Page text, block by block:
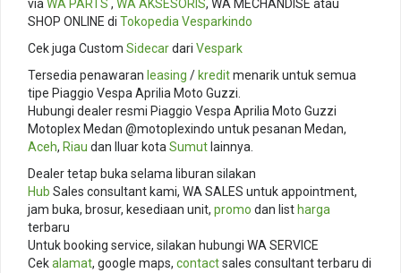
via WA PARTS , WA AKSESORIS, WA MECHANDISE atau
SHOP ONLINE di Tokopedia Vesparkindo
Cek juga Custom Sidecardari Vespark
Tersedia penawaran leasing / kreditmenarik untuk semua
tipe Piaggio Vespa Aprilia Moto Guzzi.
Hubungi dealer resmi Piaggio Vespa Aprilia Moto Guzzi
Motoplex Medan @motoplexindo untuk pesanan Medan,
Aceh, Riau dan lluar kota Sumut lainnya.
Dealer tetap buka selama liburan silakan
Hub Sales consultant kami, WA SALES untuk appointment,
jam buka, brosur, kesediaan unit, promo dan list harga
terbaru
Untuk booking service, silakan hubungi WA SERVICE
Cekalamat, google maps, contactsales consultant terbaru di